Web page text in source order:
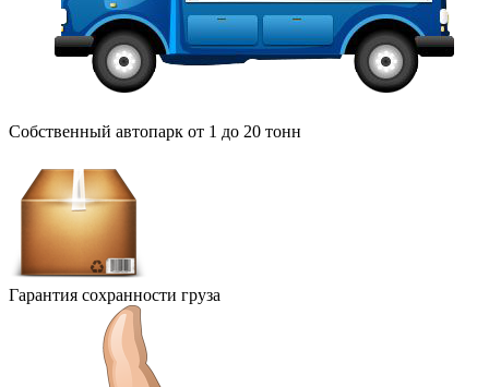
Собственный автопарк от 1 до 20 тонн
Гарантия сохранности груза